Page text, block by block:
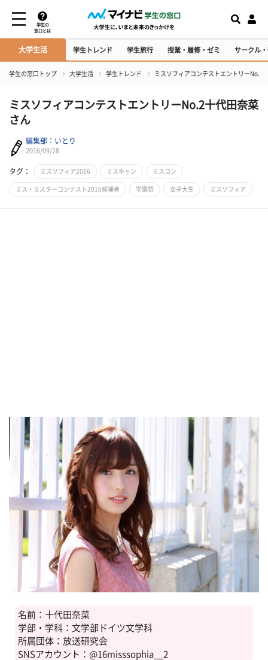
学生の
窓口とは
大学生活 学生トレンド 学生旅行 授業・履修・ゼミ サークル
学生の窓口トップ 大学生活 学生トレンド ミスソフィアコンテストエントリーNo.2
ミスソフィアコンテストエントリーNo.2十代田奈菜
さん
編集部：いとり
2016/09/28
タグ： ミスソフィア2016 ミスキャン ミスコン
ミス・ミスターコンテスト2016候補者 学園祭 女子大生 ミスソフィア
名前：十代田奈菜
学部・学科：文学部ドイツ文学科
所属団体：放送研究会
SNSアカウント：@16misssophia__2